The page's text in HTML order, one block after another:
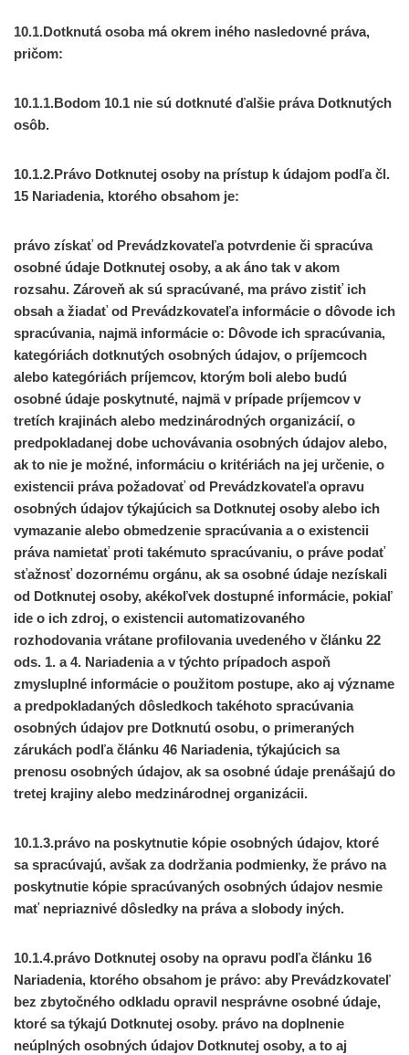
10.1.Dotknutá osoba má okrem iného nasledovné práva,
pričom:
10.1.1.Bodom 10.1 nie sú dotknuté ďalšie práva Dotknutých
osôb.
10.1.2.Právo Dotknutej osoby na prístup k údajom podľa čl.
15 Nariadenia, ktorého obsahom je:
právo získať od Prevádzkovateľa potvrdenie či spracúva
osobné údaje Dotknutej osoby, a ak áno tak v akom
rozsahu. Zároveň ak sú spracúvané, ma právo zistiť ich
obsah a žiadať od Prevádzkovateľa informácie o dôvode ich
spracúvania, najmä informácie o: Dôvode ich spracúvania,
kategóriách dotknutých osobných údajov, o príjemcoch
alebo kategóriách príjemcov, ktorým boli alebo budú
osobné údaje poskytnuté, najmä v prípade príjemcov v
tretích krajinách alebo medzinárodných organizácií, o
predpokladanej dobe uchovávania osobných údajov alebo,
ak to nie je možné, informáciu o kritériách na jej určenie, o
existencii práva požadovať od Prevádzkovateľa opravu
osobných údajov týkajúcich sa Dotknutej osoby alebo ich
vymazanie alebo obmedzenie spracúvania a o existencii
práva namietať proti takémuto spracúvaniu, o práve podať
sťažnosť dozornému orgánu, ak sa osobné údaje nezískali
od Dotknutej osoby, akékoľvek dostupné informácie, pokiaľ
ide o ich zdroj, o existencii automatizovaného
rozhodovania vrátane profilovania uvedeného v článku 22
ods. 1. a 4. Nariadenia a v týchto prípadoch aspoň
zmysluplné informácie o použitom postupe, ako aj význame
a predpokladaných dôsledkoch takéhoto spracúvania
osobných údajov pre Dotknutú osobu, o primeraných
zárukách podľa článku 46 Nariadenia, týkajúcich sa
prenosu osobných údajov, ak sa osobné údaje prenášajú do
tretej krajiny alebo medzinárodnej organizácii.
10.1.3.právo na poskytnutie kópie osobných údajov, ktoré
sa spracúvajú, avšak za dodržania podmienky, že právo na
poskytnutie kópie spracúvaných osobných údajov nesmie
mať nepriaznivé dôsledky na práva a slobody iných.
10.1.4.právo Dotknutej osoby na opravu podľa článku 16
Nariadenia, ktorého obsahom je právo: aby Prevádzkovateľ
bez zbytočného odkladu opravil nesprávne osobné údaje,
ktoré sa týkajú Dotknutej osoby. právo na doplnenie
neúplných osobných údajov Dotknutej osoby, a to aj